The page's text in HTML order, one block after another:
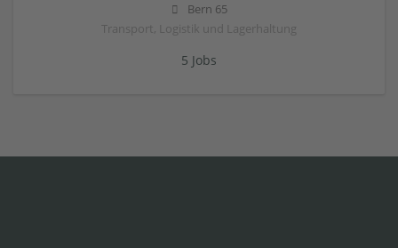
Bern 65
Transport, Logistik und Lagerhaltung
5 Jobs